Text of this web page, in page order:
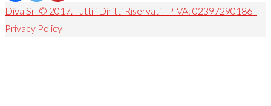
Diva Srl © 2017. Tutti i Diritti Riservati - PIVA: 02397290186 -
Privacy Policy